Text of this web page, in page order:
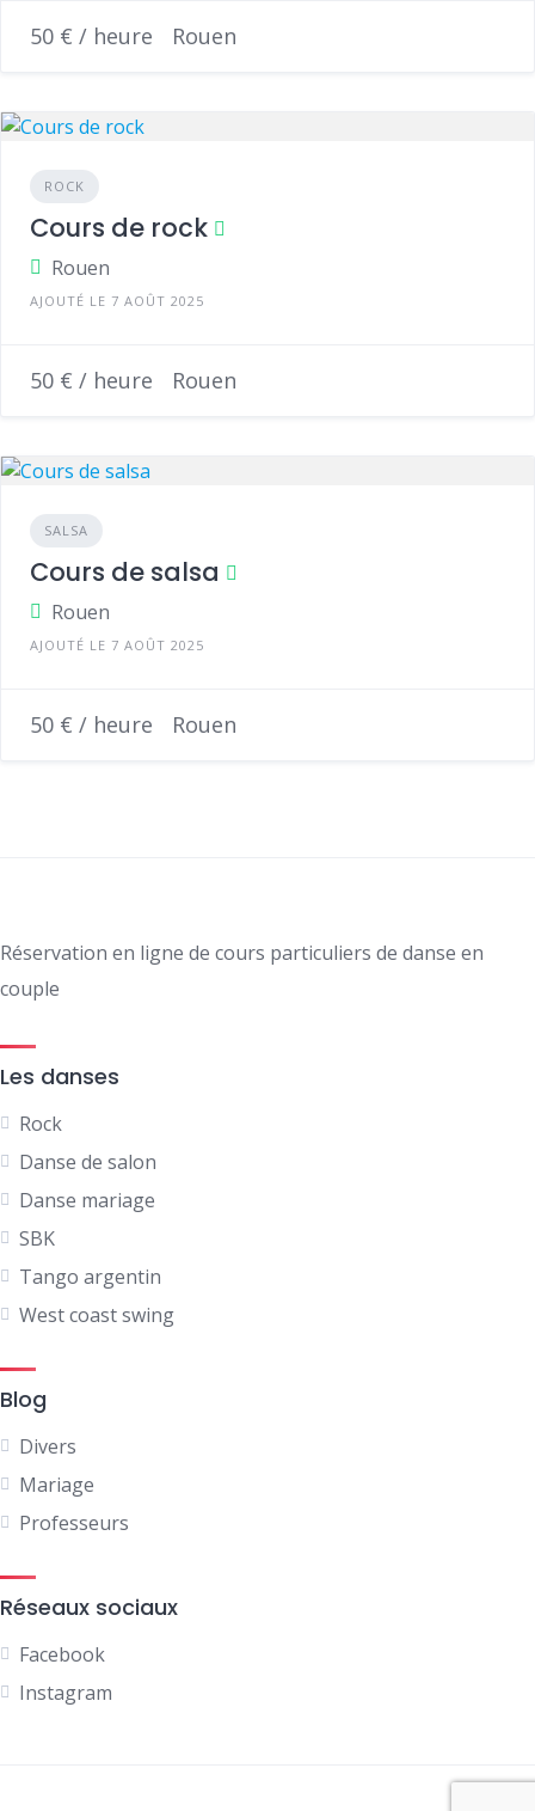
50 € / heure Rouen
ROCK
Cours de rock
Rouen
AJOUTÉ LE 7 AOÛT 2025
50 € / heure Rouen
SALSA
Cours de salsa
Rouen
AJOUTÉ LE 7 AOÛT 2025
50 € / heure Rouen
Réservation en ligne de cours particuliers de danse en
couple
Les danses
Rock
Danse de salon
Danse mariage
SBK
Tango argentin
West coast swing
Blog
Divers
Mariage
Professeurs
Réseaux sociaux
Facebook
Instagram